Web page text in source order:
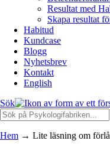
Resultat med
Skapa resultat
Habitud
Kundcase
Blogg
Nyhetsbrev
Kontakt
English
Sök
Hem → Lite läsning om